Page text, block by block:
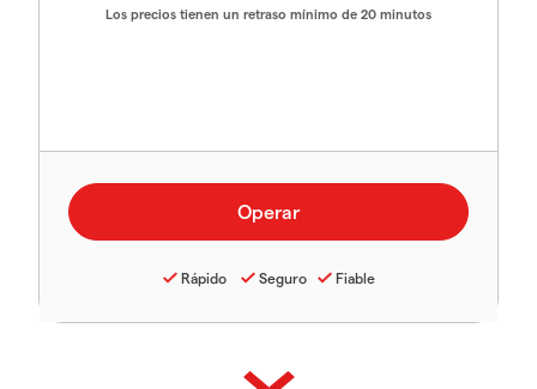
Los precios tienen un retraso mínimo de 20 minutos
Rápido Seguro Fiable